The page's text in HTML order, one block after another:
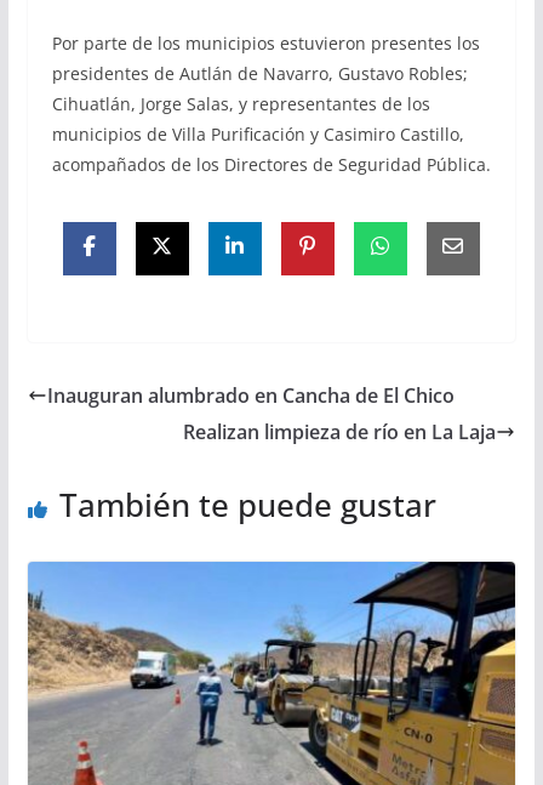
Por parte de los municipios estuvieron presentes los
presidentes de Autlán de Navarro, Gustavo Robles;
Cihuatlán, Jorge Salas, y representantes de los
municipios de Villa Purificación y Casimiro Castillo,
acompañados de los Directores de Seguridad Pública.
Inauguran alumbrado en Cancha de El Chico
Realizan limpieza de río en La Laja
También te puede gustar